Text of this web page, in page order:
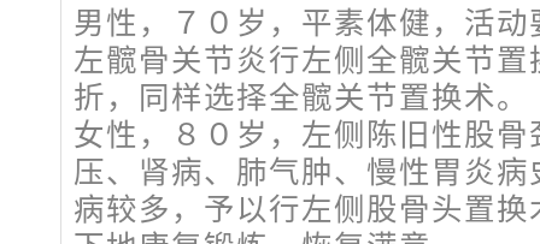
男性，７０岁，平素体健，活
左髋骨关节炎行左侧全髋关节
折，同样选择全髋关节置换术。
女性，８０岁，左侧陈旧性股
压、肾病、肺气肿、慢性胃炎
病较多，予以行左侧股骨头置